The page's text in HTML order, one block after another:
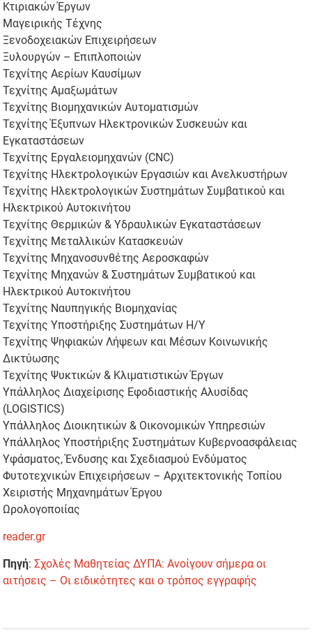
Κτιριακών Έργων
Μαγειρικής Τέχνης
Ξενοδοχειακών Επιχειρήσεων
Ξυλουργών – Επιπλοποιών
Τεχνίτης Αερίων Καυσίμων
Τεχνίτης Αμαξωμάτων
Τεχνίτης Βιομηχανικών Αυτοματισμών
Τεχνίτης Έξυπνων Ηλεκτρονικών Συσκευών και
Εγκαταστάσεων
Τεχνίτης Εργαλειομηχανών (CNC)
Τεχνίτης Ηλεκτρολογικών Εργασιών και Ανελκυστήρων
Τεχνίτης Ηλεκτρολογικών Συστημάτων Συμβατικού και
Ηλεκτρικού Αυτοκινήτου
Τεχνίτης Θερμικών & Υδραυλικών Εγκαταστάσεων
Τεχνίτης Μεταλλικών Κατασκευών
Τεχνίτης Μηχανοσυνθέτης Αεροσκαφών
Τεχνίτης Μηχανών & Συστημάτων Συμβατικού και
Ηλεκτρικού Αυτοκινήτου
Τεχνίτης Ναυπηγικής Βιομηχανίας
Τεχνίτης Υποστήριξης Συστημάτων Η/Υ
Τεχνίτης Ψηφιακών Λήψεων και Μέσων Κοινωνικής
Δικτύωσης
Τεχνίτης Ψυκτικών & Κλιματιστικών Έργων
Υπάλληλος Διαχείρισης Εφοδιαστικής Αλυσίδας
(LOGISTICS)
Υπάλληλος Διοικητικών & Οικονομικών Υπηρεσιών
Υπάλληλος Υποστήριξης Συστημάτων Κυβερνοασφάλειας
Υφάσματος, Ένδυσης και Σχεδιασμού Ενδύματος
Φυτοτεχνικών Επιχειρήσεων – Αρχιτεκτονικής Τοπίου
Χειριστής Μηχανημάτων Έργου
Ωρολογοποιίας
reader.gr
Πηγή:Σχολές Μαθητείας ΔΥΠΑ: Ανοίγουν σήμερα οι
αιτήσεις – Οι ειδικότητες και ο τρόπος εγγραφής